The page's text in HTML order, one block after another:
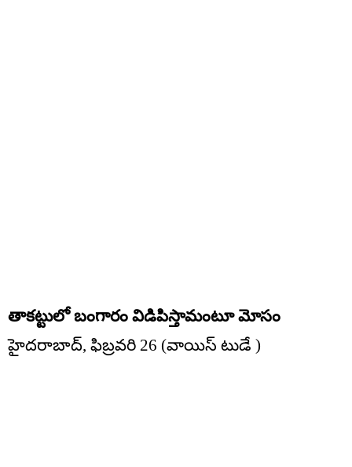
తాకట్టులో బంగారం విడిపిస్తామంటూ మోసం
హైదరాబాద్, ఫిబ్రవరి 26 (వాయిస్ టుడే )